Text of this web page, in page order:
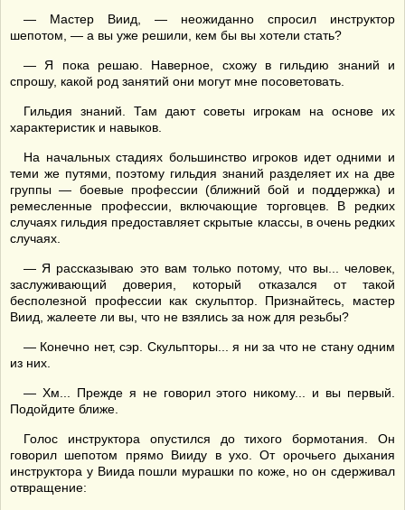
— Мастер Виид, — неожиданно спросил инструктор
шепотом, — а вы уже решили, кем бы вы хотели стать?
— Я пока решаю. Наверное, схожу в гильдию знаний и
спрошу, какой род занятий они могут мне посоветовать.
Гильдия знаний. Там дают советы игрокам на основе их
характеристик и навыков.
На начальных стадиях большинство игроков идет одними и
теми же путями, поэтому гильдия знаний разделяет их на две
группы — боевые профессии (ближний бой и поддержка) и
ремесленные профессии, включающие торговцев. В редких
случаях гильдия предоставляет скрытые классы, в очень редких
случаях.
— Я рассказываю это вам только потому, что вы... человек,
заслуживающий доверия, который отказался от такой
бесполезной профессии как скульптор. Признайтесь, мастер
Виид, жалеете ли вы, что не взялись за нож для резьбы?
— Конечно нет, сэр. Скульпторы... я ни за что не стану одним
из них.
— Хм... Прежде я не говорил этого никому... и вы первый.
Подойдите ближе.
Голос инструктора опустился до тихого бормотания. Он
говорил шепотом прямо Вииду в ухо. От орочьего дыхания
инструктора у Виида пошли мурашки по коже, но он сдерживал
отвращение: